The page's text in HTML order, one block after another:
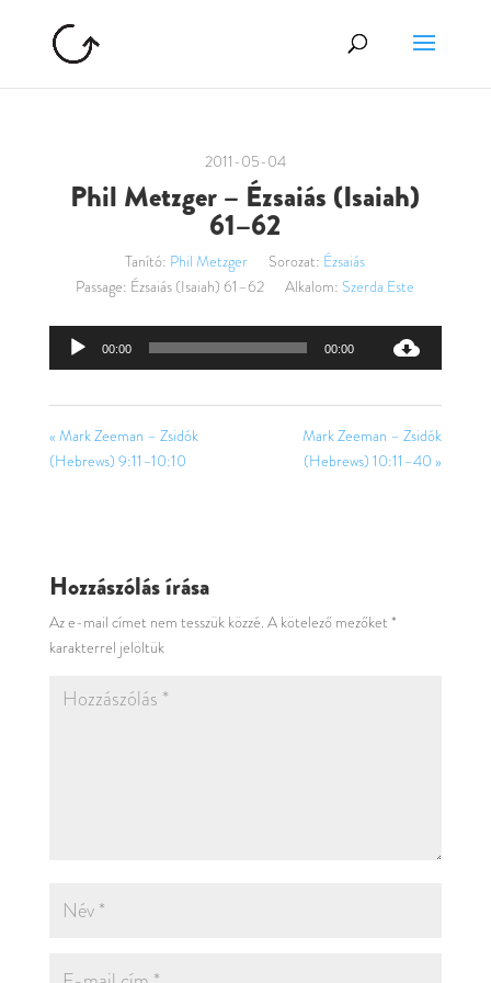
2011-05-04
Phil Metzger – Ézsaiás (Isaiah)
61–62
Tanító: Phil Metzger Sorozat: Ézsaiás
Passage: Ézsaiás (Isaiah) 61–62 Alkalom: Szerda Este
Audió
00:00 00:00
« Mark Zeeman – Zsidók
(Hebrews) 9:11–10:10
Mark Zeeman – Zsidók
(Hebrews) 10:11–40 »
Hozzászólás írása
Az e-mail címet nem tesszük közzé. A kötelező mezőket *
karakterrel jelöltük